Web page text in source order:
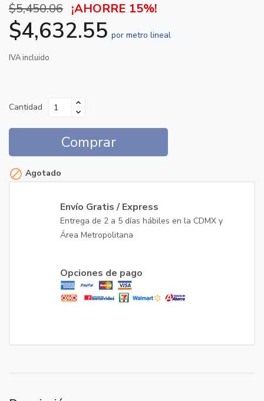
$5,450.06 ¡AHORRE 15%!
$4,632.55 por metro lineal
IVA incluido
Cantidad
Comprar
 Agotado
Envío Gratis / Express
Entrega de 2 a 5 días hábiles en la CDMX y
Área Metropolitana
Opciones de pago